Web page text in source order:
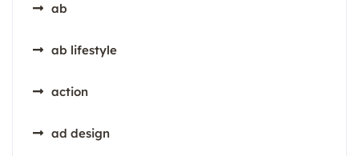
ab
ab lifestyle
action
ad design